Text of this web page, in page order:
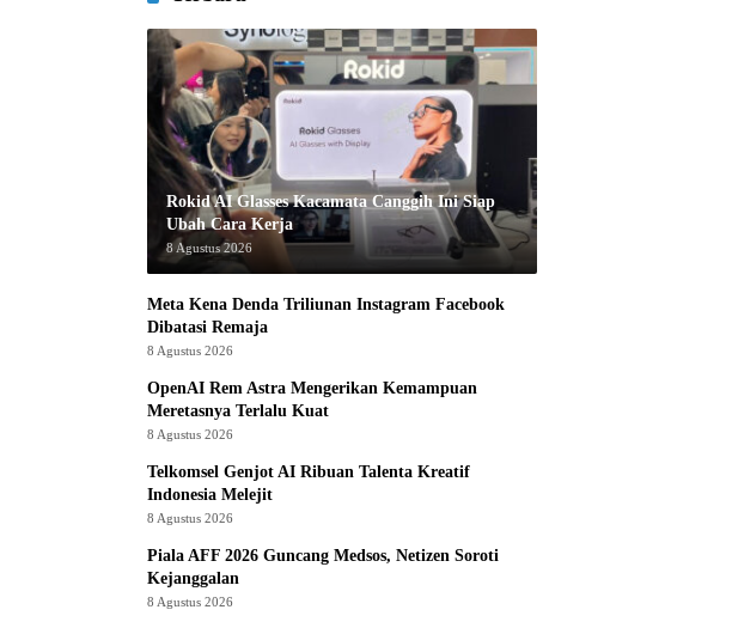
Rokid AI Glasses Kacamata Canggih Ini Siap
Ubah Cara Kerja
8 Agustus 2026
Meta Kena Denda Triliunan Instagram Facebook
Dibatasi Remaja
8 Agustus 2026
OpenAI Rem Astra Mengerikan Kemampuan
Meretasnya Terlalu Kuat
8 Agustus 2026
Telkomsel Genjot AI Ribuan Talenta Kreatif
Indonesia Melejit
8 Agustus 2026
Piala AFF 2026 Guncang Medsos, Netizen Soroti
Kejanggalan
8 Agustus 2026